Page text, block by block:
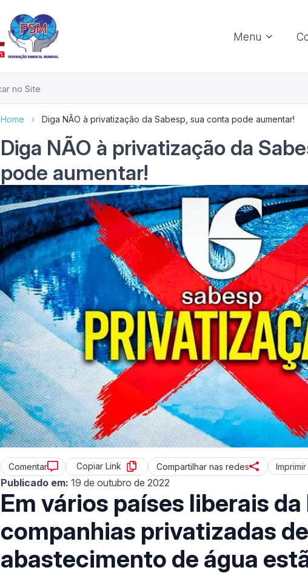
Menu
Home › Diga NÃO à privatização da Sabesp, sua conta pode aumentar!
Diga NÃO à privatização da
pode aumentar!
Comentar Copiar Link Compartilhar nas redes Imprimir
Publicado em: 19 de outubro de 2022
Em vários países liberais da
companhias privatizadas de
abastecimento de água